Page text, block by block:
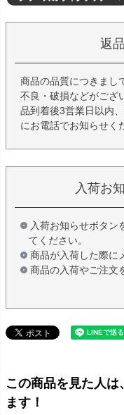
返
商品の品質につきまし
不良・破損などがござ
品到着後3営業日以内
にお電話でお知らせく
入荷お
入荷お知らせボタン
てください。
商品が入荷した際に
商品の入荷やご注文
この商品を見た人
ます！